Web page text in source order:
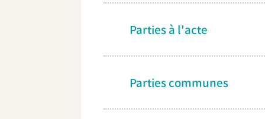
Parties à l'acte
Parties communes